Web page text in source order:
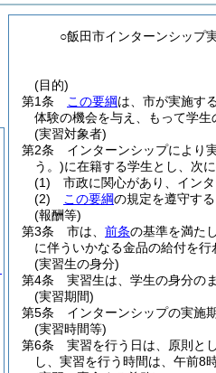
○飯田市インターンシップ
(目的)
第1条
この要綱は、市が実施す
体験の機会を与え、もって学生
(実習対象者)
第2条
インターンシップにより
う。)に在籍する学生とし、次
(1)
市政に関心があり、イン
(2)
この要綱の規定を遵守す
(報酬等)
第3条
市は、 前条の基準を満た
に伴ういかなる金品の給付を行
(実習生の身分)
第4条
実習生は、学生の身分の
(実習期間)
第5条
インターンシップの実施
(実習時間等)
第6条
実習を行う日は、原則と
し、実習を行う時間は、午前8